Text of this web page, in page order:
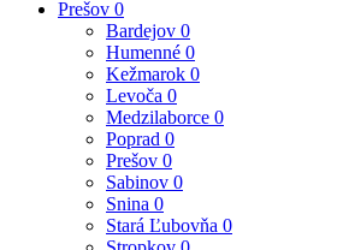
Prešov 0
Bardejov 0
Humenné 0
Kežmarok 0
Levoča 0
Medzilaborce 0
Poprad 0
Prešov 0
Sabinov 0
Snina 0
Stará Ľubovňa 0